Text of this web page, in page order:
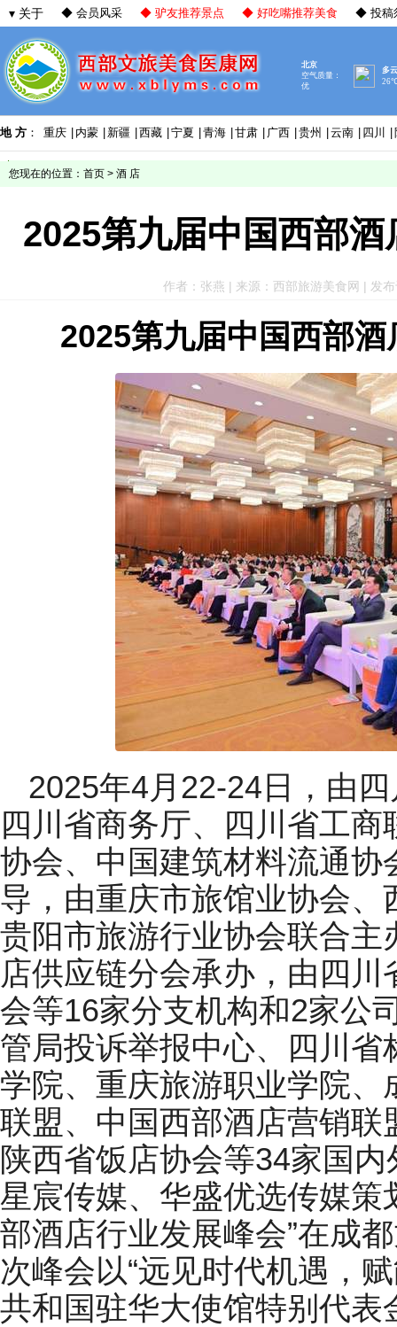
▾ 关于 ◆ 会员风采 ◆ 驴友推荐景点 ◆ 好吃嘴推荐美食 ◆ 投稿
地 方 ： 重庆 内蒙 新疆 西藏 宁夏 青海 甘肃 广西 贵州 云南 四川
您现在的位置： 首页 > 酒 店
2025第九届中国西部
作者：张燕 | 来源：西部旅游美食网 | 发
2025第九届中国西部
2025年4月22-24日，由
四川省商务厅、四川省工
协会、中国建筑材料流通
导，由重庆市旅馆业协会
贵阳市旅游行业协会联合
店供应链分会承办，由四
会等16家分支机构和2家公
管局投诉举报中心、四川
学院、重庆旅游职业学院
联盟、中国西部酒店营销
陕西省饭店协会等34家国
星宸传媒、华盛优选传媒策
部酒店行业发展峰会”在成
次峰会以“远见时代机遇，
共和国驻华大使馆特别代表